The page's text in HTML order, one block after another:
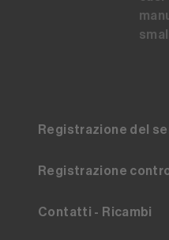
Registrazione del
Registrazione
Contatti - Ricambi